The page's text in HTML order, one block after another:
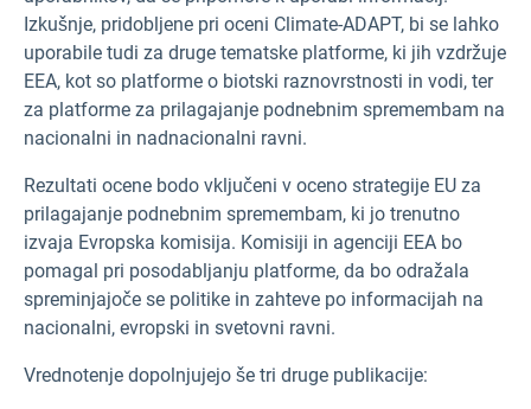
Izkušnje, pridobljene pri oceni Climate-ADAPT, bi se lahko
uporabile tudi za druge tematske platforme, ki jih vzdržuje
EEA, kot so platforme o biotski raznovrstnosti in vodi, ter
za platforme za prilagajanje podnebnim spremembam na
nacionalni in nadnacionalni ravni.
Rezultati ocene bodo vključeni v oceno strategije EU za
prilagajanje podnebnim spremembam, ki jo trenutno
izvaja Evropska komisija. Komisiji in agenciji EEA bo
pomagal pri posodabljanju platforme, da bo odražala
spreminjajoče se politike in zahteve po informacijah na
nacionalni, evropski in svetovni ravni.
Vrednotenje dopolnjujejo še tri druge publikacije: